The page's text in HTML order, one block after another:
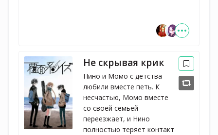
Не скрывая крик
Нино и Момо с детства
любили вместе петь. К
несчастью, Момо вместе
со своей семьей
переезжает, и Нино
полностью теряет контакт